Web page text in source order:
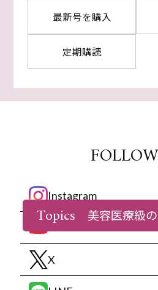
最新号を購入
定期購読
Instagram
YouTube
X
Topics 美容医療級